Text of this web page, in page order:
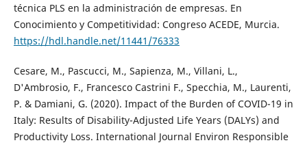
técnica PLS en la administración de empresas. En
Conocimiento y Competitividad: Congreso ACEDE, Murcia.
https://hdl.handle.net/11441/76333
Cesare, M., Pascucci, M., Sapienza, M., Villani, L.,
D'Ambrosio, F., Francesco Castrini F., Specchia, M., Laurenti,
P. & Damiani, G. (2020). Impact of the Burden of COVID-19 in
Italy: Results of Disability-Adjusted Life Years (DALYs) and
Productivity Loss. International Journal Environ Responsible